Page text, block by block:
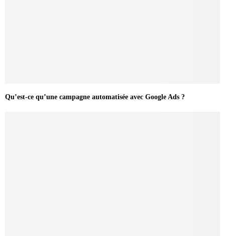
Qu’est-ce qu’une campagne automatisée avec Google Ads ?